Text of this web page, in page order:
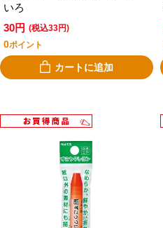
いろ
30円 (税込33円)
0ポイント
カートに追加